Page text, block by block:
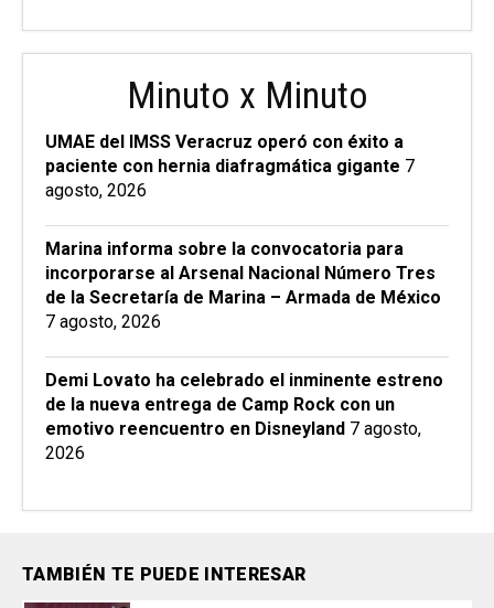
Minuto x Minuto
UMAE del IMSS Veracruz operó con éxito a
paciente con hernia diafragmática gigante 7
agosto, 2026
Marina informa sobre la convocatoria para
incorporarse al Arsenal Nacional Número Tres
de la Secretaría de Marina – Armada de México
7 agosto, 2026
Demi Lovato ha celebrado el inminente estreno
de la nueva entrega de Camp Rock con un
emotivo reencuentro en Disneyland 7 agosto,
2026
TAMBIÉN TE PUEDE INTERESAR